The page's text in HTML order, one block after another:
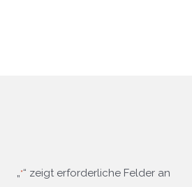
„*“ zeigt erforderliche Felder an